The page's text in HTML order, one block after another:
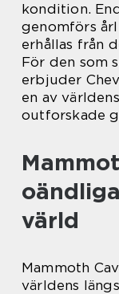
kondition.
genomförs
erhållas från
För den som
erbjuder
en av
outforskade
värld
Mammoth
världens